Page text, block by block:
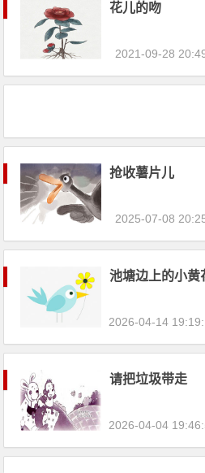
花儿的吻
2021-09-28
抢收薯片儿
2025-07-08
池塘边上的小黄
2026-04-14
请把垃圾带走
2026-04-04